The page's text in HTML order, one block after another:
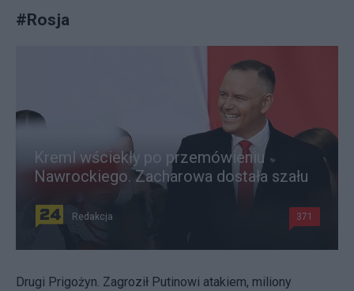
#Rosja
Kreml wściekły po przemówieniu
Nawrockiego. Zacharowa dostała szału
Redakcja 371
Drugi Prigożyn. Zagroził Putinowi atakiem, miliony